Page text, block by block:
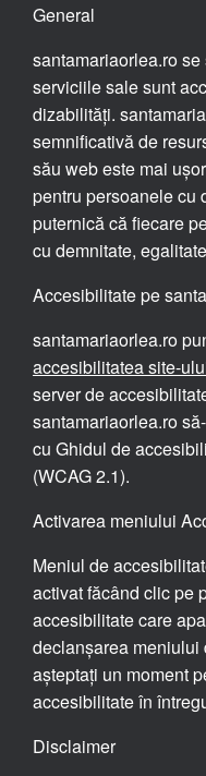
General
santamariaorlea.ro
serviciile sale sunt
dizabilități.
semnificativă de
său web este mai
pentru persoanele cu
puternică că fiecare
cu demnitate,
Accesibilitate pe
santamariaorlea.ro
accesibilitatea site-
server de
santamariaorlea.ro
cu Ghidul de
(WCAG 2.1).
Activarea meniului
Meniul de
activat făcând clic pe
accesibilitate care
declanșarea meniului
așteptați un moment
accesibilitate în
Disclaimer